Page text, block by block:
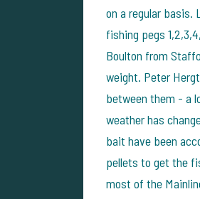
on a regular basis.
fishing pegs
Boulton from
weight. Peter
between them - a
weather has
bait have been
pellets to get the
most of the